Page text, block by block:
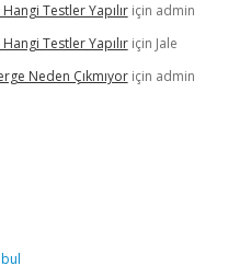
Testler Yapılıriçin admin
Testler Yapılıriçin Jale
Neden Çıkmıyoriçin admin